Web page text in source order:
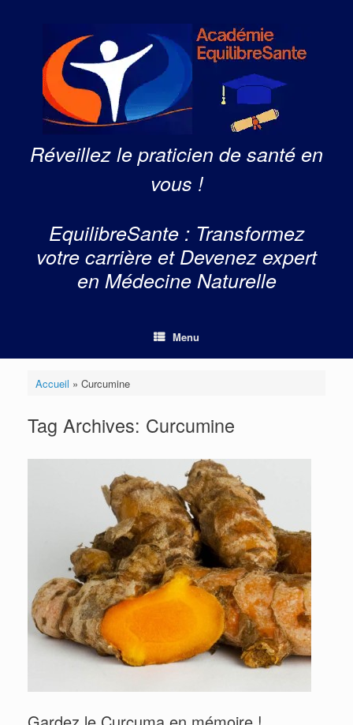
Réveillez le praticien de santé en
vous !
EquilibreSante : Transformez
votre carrière et Devenez expert
en Médecine Naturelle
Menu
Accueil » Curcumine
Tag Archives: Curcumine